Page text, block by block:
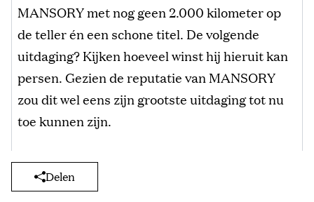
MANSORY met nog geen 2.000 kilometer op
de teller én een schone titel. De volgende
uitdaging? Kijken hoeveel winst hij hieruit kan
persen. Gezien de reputatie van MANSORY
zou dit wel eens zijn grootste uitdaging tot nu
toe kunnen zijn.
Delen